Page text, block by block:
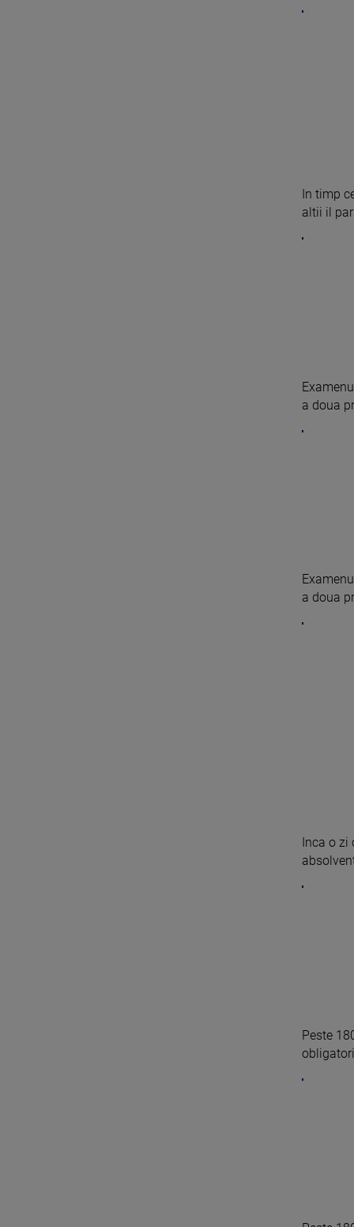
In timp
altii il
a doua
a doua
Inca o
Peste